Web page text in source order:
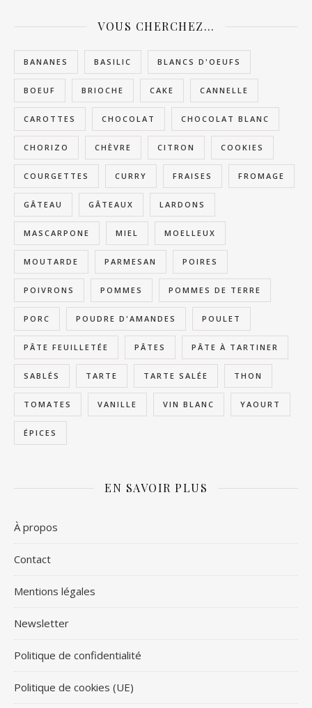
VOUS CHERCHEZ…
BANANES BASILIC BLANCS D'OEUFS
BOEUF BRIOCHE CAKE CANNELLE
CAROTTES CHOCOLAT CHOCOLAT BLANC
CHORIZO CHÈVRE CITRON COOKIES
COURGETTES CURRY FRAISES FROMAGE
GÂTEAU GÂTEAUX LARDONS
MASCARPONE MIEL MOELLEUX
MOUTARDE PARMESAN POIRES
POIVRONS POMMES POMMES DE TERRE
PORC POUDRE D'AMANDES POULET
PÂTE FEUILLETÉE PÂTES PÂTE À TARTINER
SABLÉS TARTE TARTE SALÉE THON
TOMATES VANILLE VIN BLANC YAOURT
ÉPICES
EN SAVOIR PLUS
À propos
Contact
Mentions légales
Newsletter
Politique de confidentialité
Politique de cookies (UE)